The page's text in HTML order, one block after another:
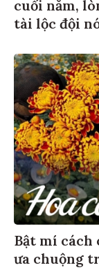
cuối năm,
tài lộc đội
Bật mí cách
ưa chuộng